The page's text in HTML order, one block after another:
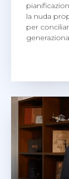
la nuda
per